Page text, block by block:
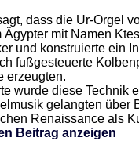
dass die Ur-Orgel
mit Namen
und konstruierte ein
fußgesteuerte
erzeugten.
wurde diese Technik
gelangten über
Renaissance als
Beitrag anzeigen